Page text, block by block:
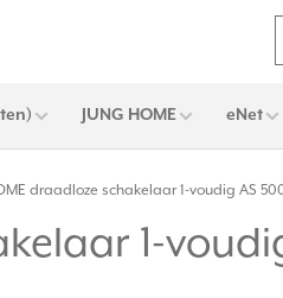
JUNG HOME eNet
draadloze schakelaar 1-voudig AS
1-